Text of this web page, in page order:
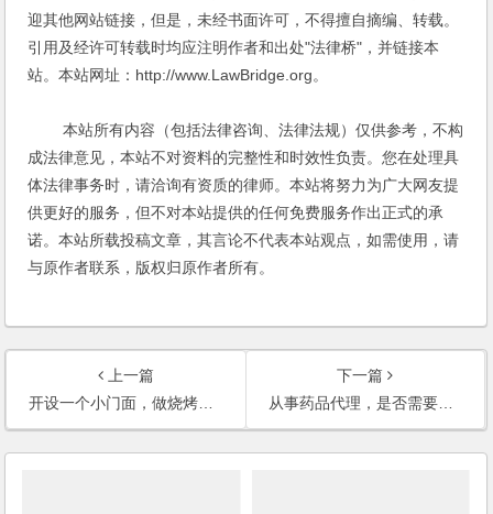
迎其他网站链接，但是，未经书面许可，不得擅自摘编、转载。
引用及经许可转载时均应注明作者和出处"法律桥"，并链接本
站。本站网址：http://www.LawBridge.org。
本站所有内容（包括法律咨询、法律法规）仅供参考，不构
成法律意见，本站不对资料的完整性和时效性负责。您在处理具
体法律事务时，请洽询有资质的律师。本站将努力为广大网友提
供更好的服务，但不对本站提供的任何免费服务作出正式的承
诺。本站所载投稿文章，其言论不代表本站观点，如需使用，请
与原作者联系，版权归原作者所有。
上一篇
开设一个小门面，做烧烤，是否需要办理营业执照？(2006)
下一篇
从事药品代理，是否需要注册医药公司？(2006)